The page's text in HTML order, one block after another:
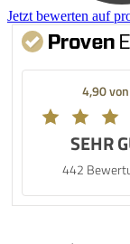
Jetzt bewerten auf
4,90
SEHR
442